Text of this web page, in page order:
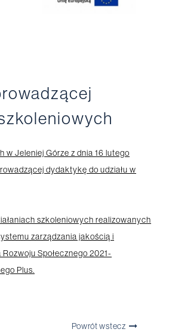
Jeleniej Górze z dnia 16 lutego
dydaktykę do udziału w
szkoleniowych realizowanych
zarządzania jakością i
Społecznego 2021-
Plus.
Powrót wstecz